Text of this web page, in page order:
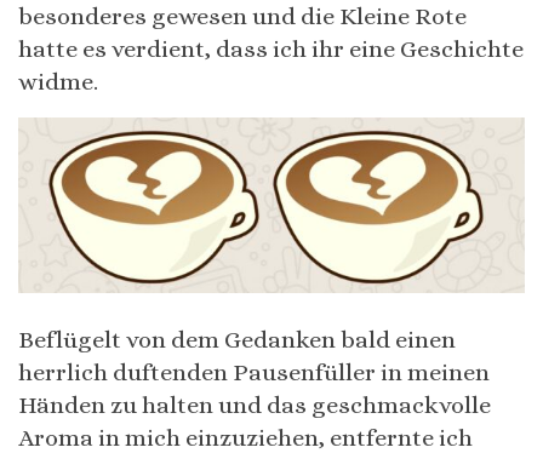
besonderes gewesen und die Kleine Rote
hatte es verdient, dass ich ihr eine Geschichte
widme.
Beflügelt von dem Gedanken bald einen
herrlich duftenden Pausenfüller in meinen
Händen zu halten und das geschmackvolle
Aroma in mich einzuziehen, entfernte ich